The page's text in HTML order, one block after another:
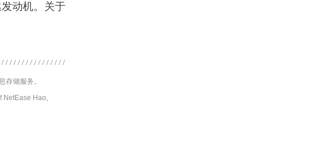
动机。关于
存储服务。
NetEase Hao,